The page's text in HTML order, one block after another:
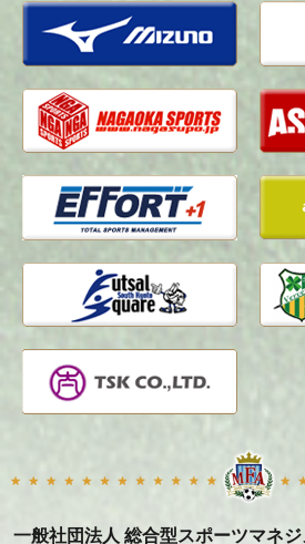
一般社団法人 総合型スポーツマネ